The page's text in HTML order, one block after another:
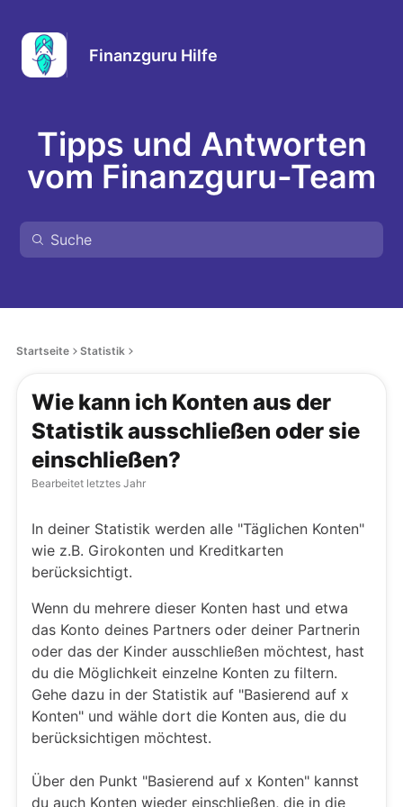
Finanzguru Hilfe
Tipps und Antworten
vom Finanzguru-Team
Startseite Statistik
Wie kann ich Konten aus der
Statistik ausschließen oder sie
einschließen?
Bearbeitet letztes Jahr
In deiner Statistik werden alle "Täglichen Konten"
wie z.B. Girokonten und Kreditkarten
berücksichtigt.
Wenn du mehrere dieser Konten hast und etwa
das Konto deines Partners oder deiner Partnerin
oder das der Kinder ausschließen möchtest, hast
du die Möglichkeit einzelne Konten zu filtern.
Gehe dazu in der Statistik auf "Basierend auf x
Konten" und wähle dort die Konten aus, die du
berücksichtigen möchtest.
Über den Punkt "Basierend auf x Konten" kannst
du auch Konten wieder einschließen, die in die